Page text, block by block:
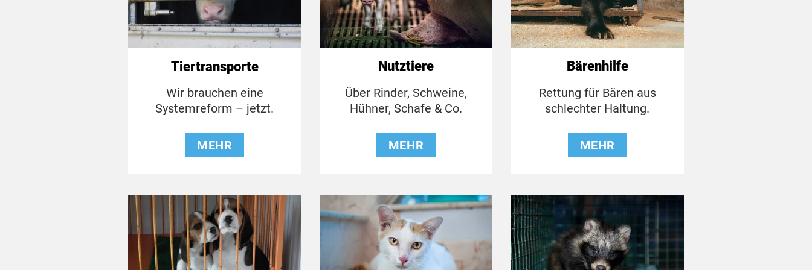
Tiertransporte
Wir brauchen eine
Systemreform – jetzt.
MEHR
Nutztiere
Über Rinder, Schweine,
Hühner, Schafe & Co.
MEHR
Bärenhilfe
Rettung für Bären aus
schlechter Haltung.
MEHR